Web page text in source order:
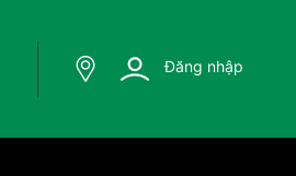
Đăng nhập